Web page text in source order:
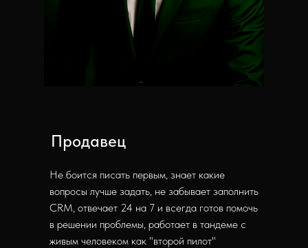
Не боится писать первым, знает какие
вопросы лучше задать, не забывает заполнить
CRM, отвечает 24 на 7 и всегда готов помочь
в решении проблемы, работает в тандеме с
живым человеком как "второй пилот"
Продавец